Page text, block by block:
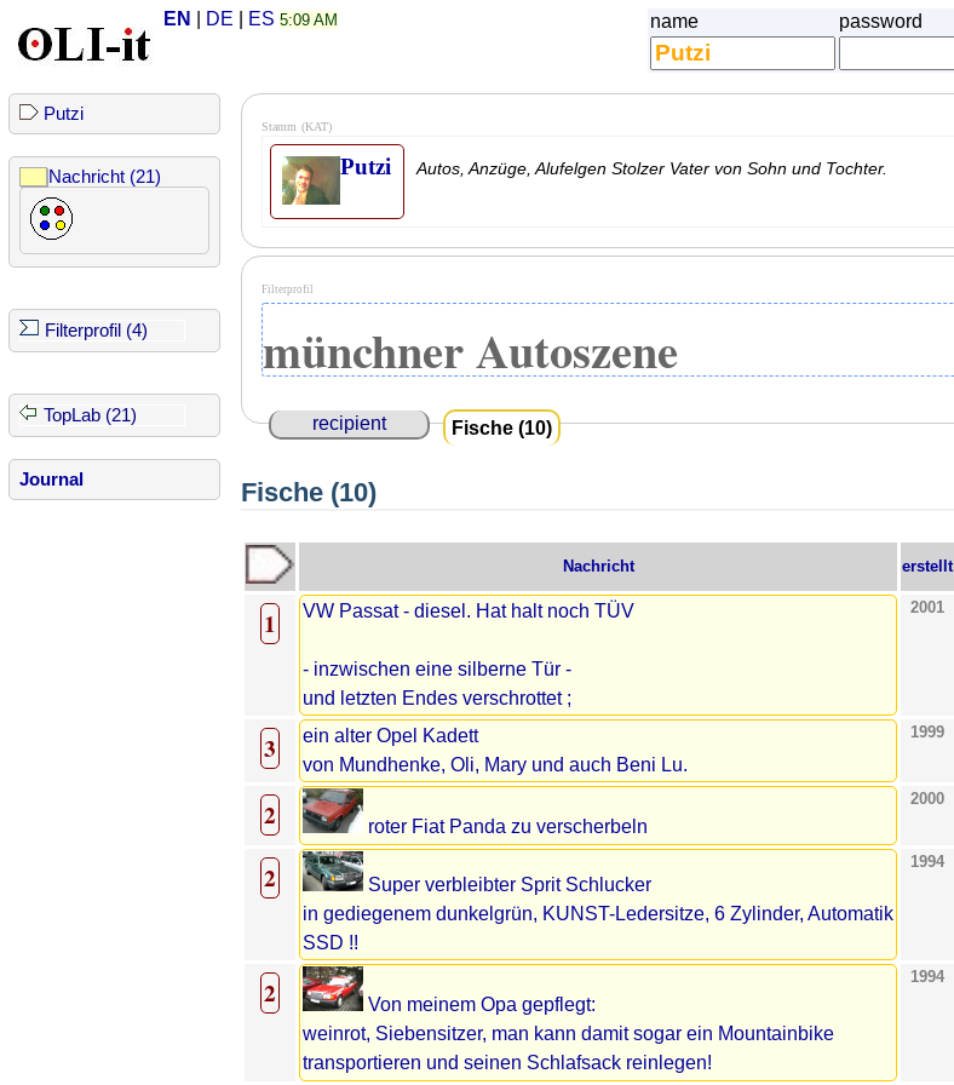
name password
EN DE ES 5:09 AM
Putzi
Nachricht (21)
Filterprofil (4)
TopLab (21)
Journal
Stamm (KAT)
Putzi Autos, Anzüge, Alufelgen Stolzer Vater von Sohn und Tochter.
Filterprofil
münchner Autoszene
recipient Fische (10)
Fische (10)
Nachricht erstellt
1 VW Passat - diesel. Hat halt noch TÜV
- inzwischen eine silberne Tür -
und letzten Endes verschrottet ;
2001
3
ein alter Opel Kadett
von Mundhenke, Oli, Mary und auch Beni Lu.
1999
2 roter Fiat Panda zu verscherbeln
2000
2
Super verbleibter Sprit Schlucker
in gediegenem dunkelgrün, KUNST-Ledersitze, 6 Zylinder, Automatik
SSD !!
1994
2
Von meinem Opa gepflegt:
weinrot, Siebensitzer, man kann damit sogar ein Mountainbike
transportieren und seinen Schlafsack reinlegen!
1994